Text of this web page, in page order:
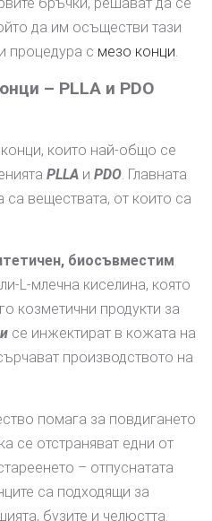
да им осъществи тази
процедура с мезо конци.
– PLLA и PDO
които най-общо се
PLLA и PDO. Главната
веществата, от които са
биосъвместим
L-млечна киселина, която
козметични продукти за
се инжектират в кожата на
производството на
помага за повдигането
се отстраняват едни от
– отпуснатата
са подходящи за
бузите и челюстта.